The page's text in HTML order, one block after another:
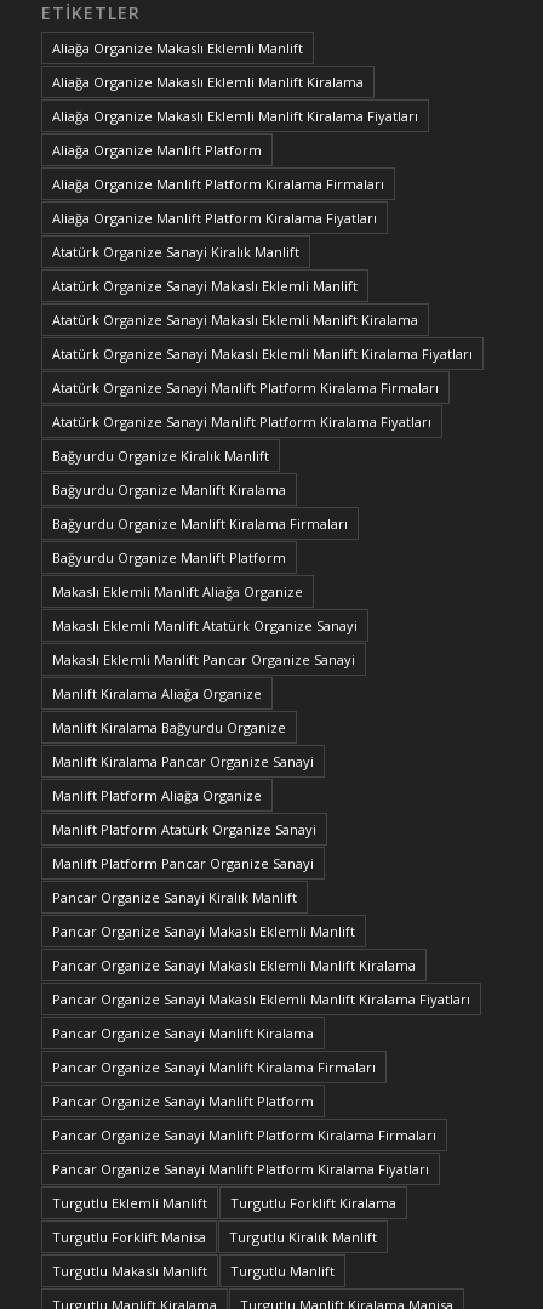
ETIKETLER
Aliağa Organize Makaslı Eklemli Manlift
Aliağa Organize Makaslı Eklemli Manlift Kiralama
Aliağa Organize Makaslı Eklemli Manlift Kiralama Fiyatları
Aliağa Organize Manlift Platform
Aliağa Organize Manlift Platform Kiralama Firmaları
Aliağa Organize Manlift Platform Kiralama Fiyatları
Atatürk Organize Sanayi Kiralık Manlift
Atatürk Organize Sanayi Makaslı Eklemli Manlift
Atatürk Organize Sanayi Makaslı Eklemli Manlift Kiralama
Atatürk Organize Sanayi Makaslı Eklemli Manlift Kiralama Fiyatları
Atatürk Organize Sanayi Manlift Platform Kiralama Firmaları
Atatürk Organize Sanayi Manlift Platform Kiralama Fiyatları
Bağyurdu Organize Kiralık Manlift
Bağyurdu Organize Manlift Kiralama
Bağyurdu Organize Manlift Kiralama Firmaları
Bağyurdu Organize Manlift Platform
Makaslı Eklemli Manlift Aliağa Organize
Makaslı Eklemli Manlift Atatürk Organize Sanayi
Makaslı Eklemli Manlift Pancar Organize Sanayi
Manlift Kiralama Aliağa Organize
Manlift Kiralama Bağyurdu Organize
Manlift Kiralama Pancar Organize Sanayi
Manlift Platform Aliağa Organize
Manlift Platform Atatürk Organize Sanayi
Manlift Platform Pancar Organize Sanayi
Pancar Organize Sanayi Kiralık Manlift
Pancar Organize Sanayi Makaslı Eklemli Manlift
Pancar Organize Sanayi Makaslı Eklemli Manlift Kiralama
Pancar Organize Sanayi Makaslı Eklemli Manlift Kiralama Fiyatları
Pancar Organize Sanayi Manlift Kiralama
Pancar Organize Sanayi Manlift Kiralama Firmaları
Pancar Organize Sanayi Manlift Platform
Pancar Organize Sanayi Manlift Platform Kiralama Firmaları
Pancar Organize Sanayi Manlift Platform Kiralama Fiyatları
Turgutlu Eklemli Manlift
Turgutlu Forklift Kiralama
Turgutlu Forklift Manisa
Turgutlu Kiralık Manlift
Turgutlu Makaslı Manlift
Turgutlu Manlift
Turgutlu Manlift Kiralama
Turgutlu Manlift Kiralama Manisa